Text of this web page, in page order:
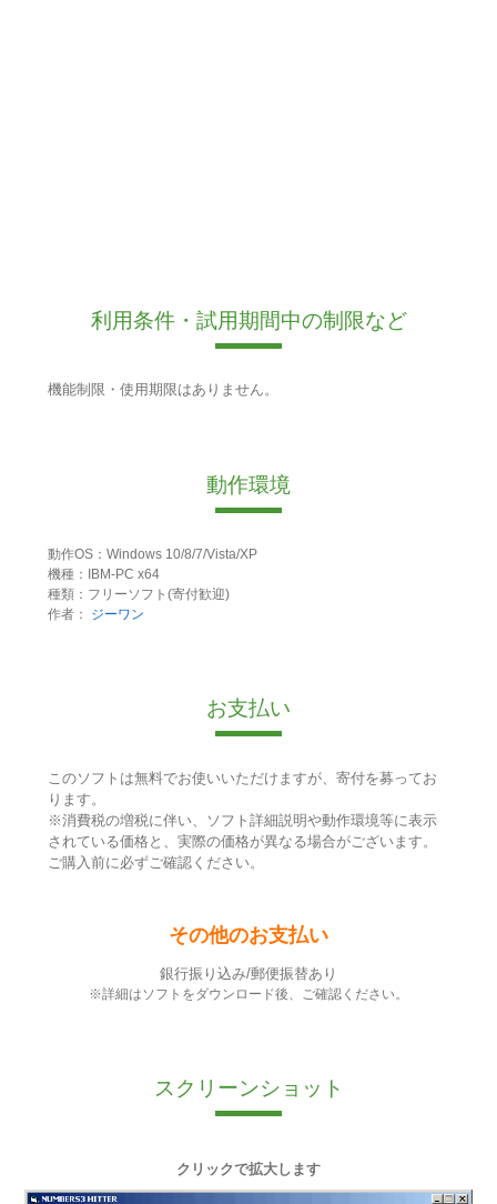
利用条件・試用期間中の制限など
機能制限・使用期限はありません。
動作環境
動作OS：Windows 10/8/7/Vista/XP
機種：IBM-PC x64
種類：フリーソフト(寄付歓迎)
作者：
ジーワン
お支払い
このソフトは無料でお使いいただけますが、寄付を募ってお
ります。
※消費税の増税に伴い、ソフト詳細説明や動作環境等に表示
されている価格と、実際の価格が異なる場合がございます。
ご購入前に必ずご確認ください。
その他のお支払い
銀行振り込み/郵便振替あり
※詳細はソフトをダウンロード後、ご確認ください。
スクリーンショット
クリックで拡大します